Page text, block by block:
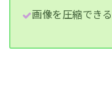
画像を圧縮できる